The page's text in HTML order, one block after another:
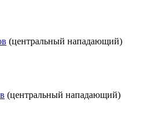
(центральный нападающий)
(центральный нападающий)